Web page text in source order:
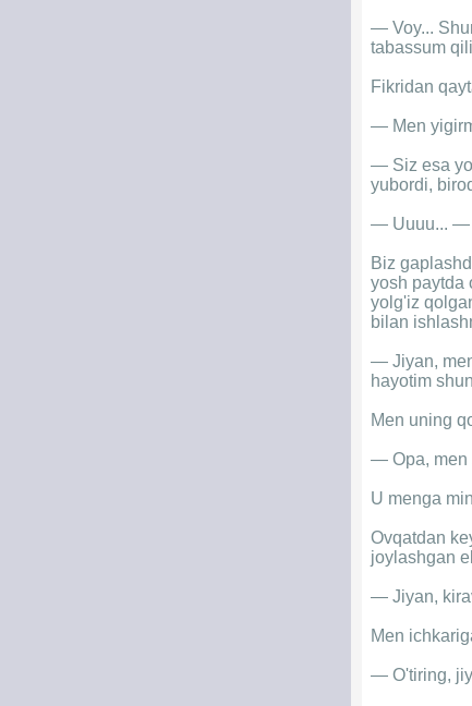
— Voy...
tabassum
Fikridan
— Men
— Siz esa
yubordi,
— Uuuu... —
Biz
yosh paytda
yolg'iz
bilan
— Jiyan,
hayotim
Men uning
— Opa, men
U menga
Ovqatdan
joylashgan
— Jiyan,
Men
— O'tiring,